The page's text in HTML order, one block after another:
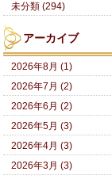
未分類 (294)
アーカイブ
2026年8月 (1)
2026年7月 (2)
2026年6月 (2)
2026年5月 (3)
2026年4月 (3)
2026年3月 (3)